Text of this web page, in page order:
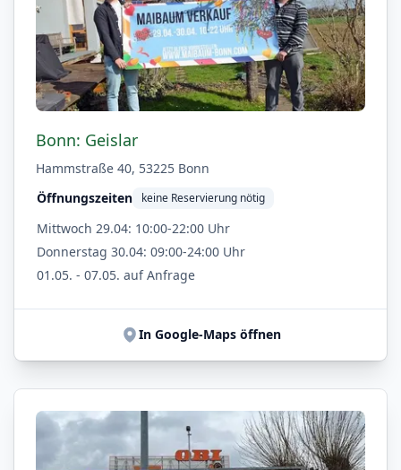
Bonn: Geislar
Hammstraße 40, 53225 Bonn
Öffnungszeiten
keine Reservierung nötig
Mittwoch 29.04: 10:00-22:00 Uhr
Donnerstag 30.04: 09:00-24:00 Uhr
01.05. - 07.05. auf Anfrage
In Google-Maps öffnen